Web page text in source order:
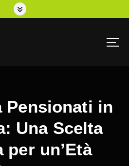
Pensionati in
Una Scelta
per un’Età